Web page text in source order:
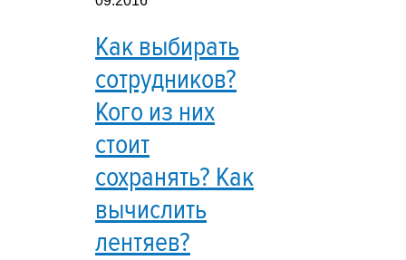
Как выбирать
сотрудников?
Кого из них
стоит
сохранять? Как
вычислить
лентяев?